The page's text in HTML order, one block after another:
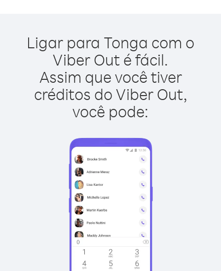
Ligar para Tonga com o
Viber Out é fácil.
Assim que você tiver
créditos do Viber Out,
você pode: